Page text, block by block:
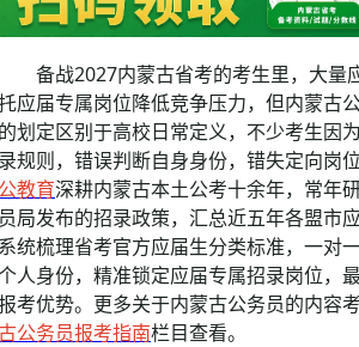
面试补录
公务员课程
战2027内蒙古省考的考生里，大量
应届专属岗位降低竞争压力，但内蒙古
划定区别于高校日常定义，不少考生因
规则，错误判断自身身份，错失定向岗位
教育深耕内蒙古本土公考十余年，常年
局发布的招录政策，汇总近五年各盟市
统梳理省考官方应届生分类标准，一对
人身份，精准锁定应届专属招录岗位，
考优势。更多关于内蒙古公务员的内容
公务员报考指南栏目查看。